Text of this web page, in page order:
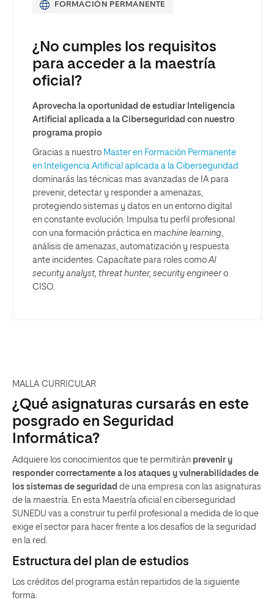
FORMACIÓN PERMANENTE
¿No cumples los requisitos
para acceder a la maestría
oficial?
Aprovecha la oportunidad de estudiar Inteligencia
Artificial aplicada a la Ciberseguridad con nuestro
programa propio
Gracias a nuestro Master en Formación Permanente
en Inteligencia Artificial aplicada a la Ciberseguridad
dominarás las técnicas mas avanzadas de IA para
prevenir, detectar y responder a amenazas,
protegiendo sistemas y datos en un entorno digital
en constante evolución. Impulsa tu perfil profesional
con una formación práctica en machine learning,
análisis de amenazas, automatización y respuesta
ante incidentes. Capacítate para roles comoAI
security analyst, threat hunter, security engineero
CISO.
MALLA CURRICULAR
¿Qué asignaturas cursarás en este
posgrado en Seguridad
Informática?
Adquiere los conocimientos que te permitirán prevenir y
responder correctamente a los ataques y vulnerabilidades de
los sistemas de seguridad de una empresa con las asignaturas
de la maestría. En esta Maestría oficial en ciberseguridad
SUNEDU vas a construir tu perfil profesional a medida de lo que
exige el sector para hacer frente a los desafíos de la seguridad
en la red.
Estructura del plan de estudios
Los créditos del programa están repartidos de la siguiente
forma: